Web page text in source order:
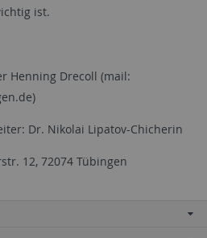
ist.
Henning Drecoll (mail:
Dr. Nikolai Lipatov-Chicherin
12, 72074 Tübingen